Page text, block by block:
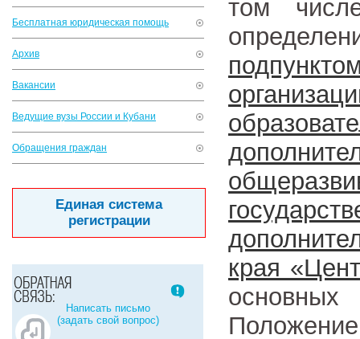
Бесплатная юридическая помощь
Архив
Вакансии
Ведущие вузы России и Кубани
Обращения граждан
Единая система
регистрации
Написать письмо
(задать свой вопрос)
том
края